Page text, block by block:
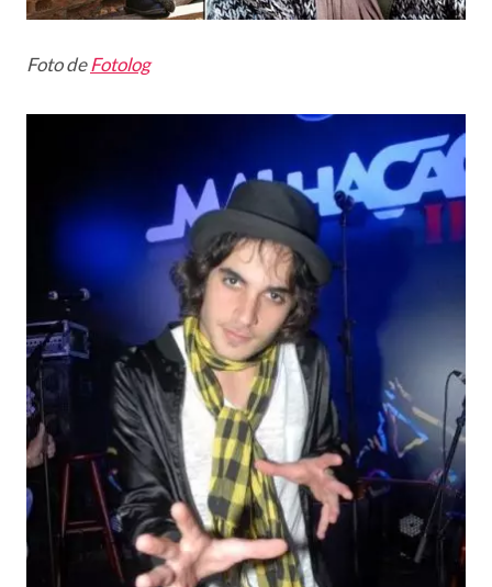
Foto deFotolog